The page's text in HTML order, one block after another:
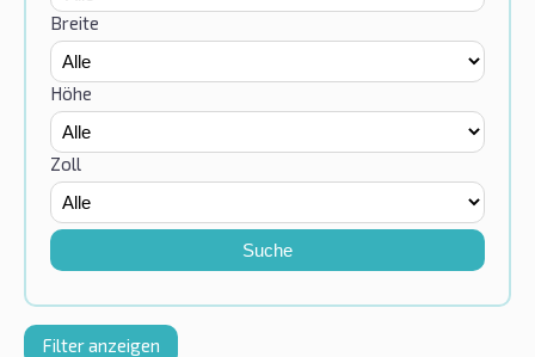
Breite
Höhe
Zoll
Suche
Filter anzeigen